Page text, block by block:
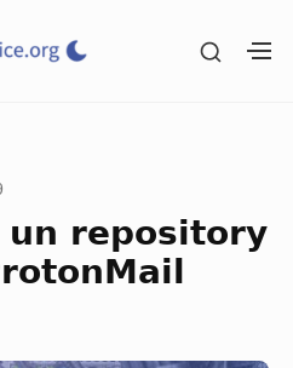
SHOW
repository